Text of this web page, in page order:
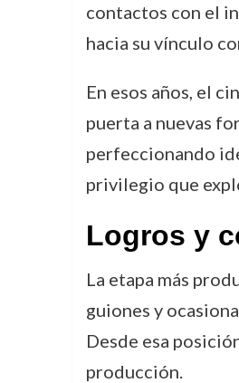
contactos con el
hacia su vínculo
En esos años, el
puerta a nuevas
perfeccionando
privilegio que
Logros y
La etapa más
guiones y
Desde esa
producción.